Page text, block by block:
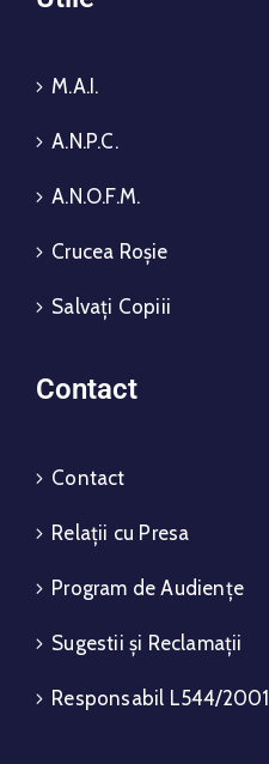
M.A.I.
A.N.P.C.
A.N.O.F.M.
Crucea Roșie
Salvați Copiii
Contact
Contact
Relații cu Presa
Program de Audiențe
Sugestii și Reclamații
Responsabil L544/2001